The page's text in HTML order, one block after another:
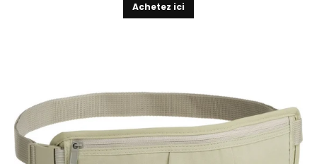
Achetez ici